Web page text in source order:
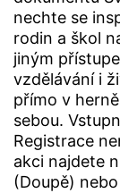
nechte se
rodin a škol
jiným
vzdělávání i
přímo v
sebou.
Registrace
akci najdete
(Doupě) nebo